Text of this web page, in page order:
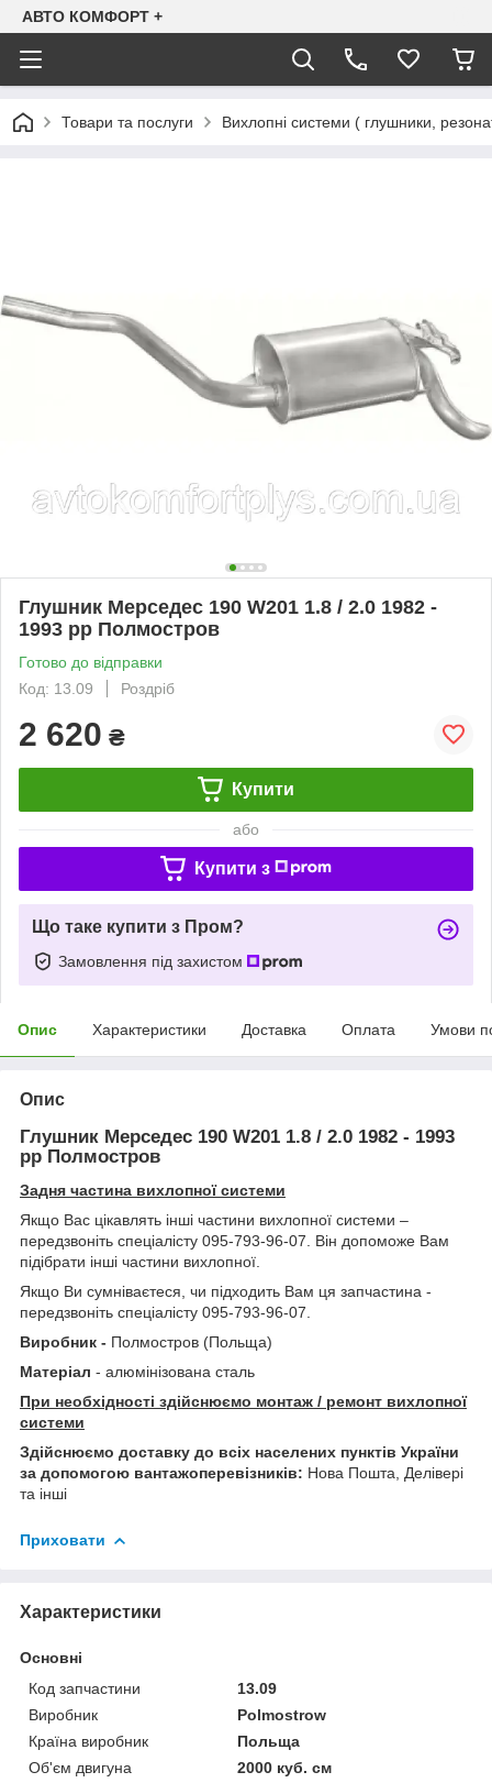
АВТО КОМФОРТ +
Товари та послуги Вихлопні системи ( глушники,
Глушник Мерседес 190 W201 1.8 / 2.0 1982 -
1993 рр Полмостров
Готово до відправки
Код: 13.09
Роздріб
2 620 ₴
Купити
або
Купити з
Що таке купити з Пром?
Замовлення під захистом
Опис Характеристики Доставка Оплата Умови
Опис
Глушник Мерседес 190 W201 1.8 / 2.0 1982 - 1993
рр Полмостров
Задня частина вихлопної системи
Якщо Вас цікавлять інші частини вихлопної системи –
передзвоніть спеціалісту 095-793-96-07. Він допоможе Вам
підібрати інші частини вихлопної.
Якщо Ви сумніваєтеся, чи підходить Вам ця запчастина -
передзвоніть спеціалісту 095-793-96-07.
Виробник - Полмостров (Польща)
Матеріал - алюмінізована сталь
При необхідності здійснюємо монтаж / ремонт вихлопної
системи
Здійснюємо доставку до всіх населених пунктів України
за допомогою вантажоперевізників: Нова Пошта, Делівері
та інші
Приховати
Характеристики
Основні
Код запчастини
13.09
Виробник
Polmostrow
Країна виробник
Польща
Об'єм двигуна
2000 куб. см